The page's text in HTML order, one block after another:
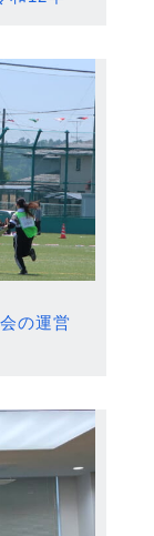
の運営